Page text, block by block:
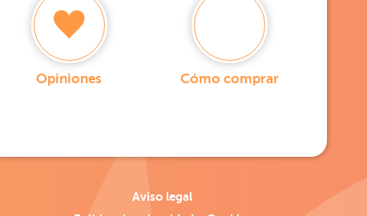
Opiniones Cómo comprar
Aviso legal